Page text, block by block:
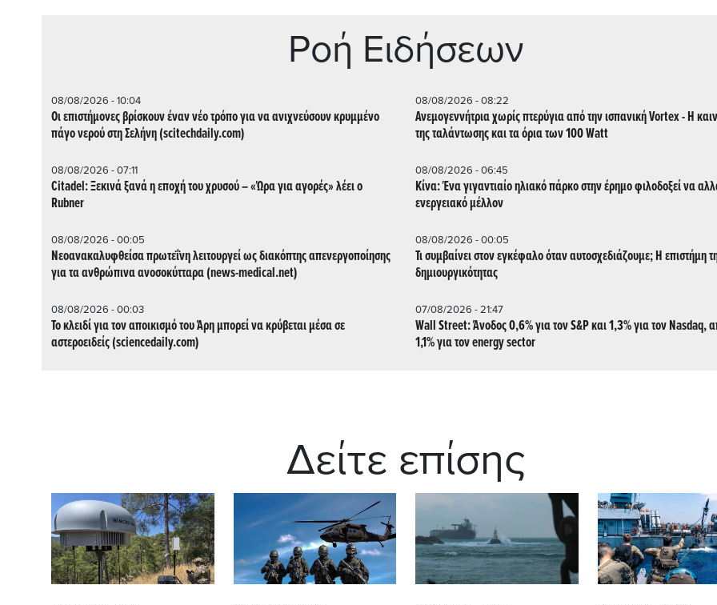
Ρoή Ειδήσεων
08/08/2026 - 10:04
Οι επιστήμονες βρίσκουν έναν νέο τρόπο για να ανιχνεύσουν κρυμμένο
πάγο νερού στη Σελήνη (scitechdaily.com)
08/08/2026 - 08:22
Ανεμογεννήτρια χωρίς πτερύγια από την ισπανική Vortex - Η
της ταλάντωσης και τα όρια των 100 Watt
08/08/2026 - 07:11
Citadel: Ξεκινά ξανά η εποχή του χρυσού – «Ώρα για αγορές» λέει ο
Rubner
08/08/2026 - 06:45
Κίνα: Ένα γιγαντιαίο ηλιακό πάρκο στην έρημο φιλοδοξεί να
ενεργειακό μέλλον
08/08/2026 - 00:05
Νεοανακαλυφθείσα πρωτεΐνη λειτουργεί ως διακόπτης απενεργοποίησης
για τα ανθρώπινα ανοσοκύτταρα (news-medical.net)
08/08/2026 - 00:05
Τι συμβαίνει στον εγκέφαλο όταν αυτοσχεδιάζουμε; Η επιστήμη
δημιουργικότητας
08/08/2026 - 00:03
Το κλειδί για τον αποικισμό του Άρη μπορεί να κρύβεται μέσα σε
αστεροειδείς (sciencedaily.com)
07/08/2026 - 21:47
Wall Street: Άνοδος 0,6% για τον S&P και 1,3% για τον Nasdaq,
1,1% για τον energy sector
Δείτε επίσης